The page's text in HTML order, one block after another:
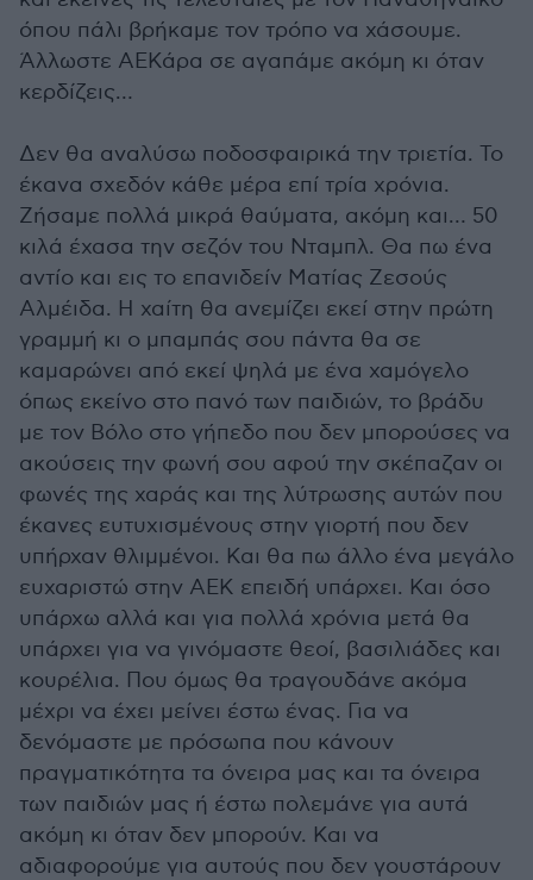
όπου πάλι βρήκαμε τον τρόπο να χάσουμε.
Άλλωστε ΑΕΚάρα σε αγαπάμε ακόμη κι όταν
κερδίζεις…
Δεν θα αναλύσω ποδοσφαιρικά την τριετία. Το
έκανα σχεδόν κάθε μέρα επί τρία χρόνια.
Ζήσαμε πολλά μικρά θαύματα, ακόμη και… 50
κιλά έχασα την σεζόν του Νταμπλ. Θα πω ένα
αντίο και εις το επανιδείν Ματίας Ζεσούς
Αλμέιδα. Η χαίτη θα ανεμίζει εκεί στην πρώτη
γραμμή κι ο μπαμπάς σου πάντα θα σε
καμαρώνει από εκεί ψηλά με ένα χαμόγελο
όπως εκείνο στο πανό των παιδιών, το βράδυ
με τον Βόλο στο γήπεδο που δεν μπορούσες να
ακούσεις την φωνή σου αφού την σκέπαζαν οι
φωνές της χαράς και της λύτρωσης αυτών που
έκανες ευτυχισμένους στην γιορτή που δεν
υπήρχαν θλιμμένοι. Και θα πω άλλο ένα μεγάλο
ευχαριστώ στην ΑΕΚ επειδή υπάρχει. Και όσο
υπάρχω αλλά και για πολλά χρόνια μετά θα
υπάρχει για να γινόμαστε θεοί, βασιλιάδες και
κουρέλια. Που όμως θα τραγουδάνε ακόμα
μέχρι να έχει μείνει έστω ένας. Για να
δενόμαστε με πρόσωπα που κάνουν
πραγματικότητα τα όνειρα μας και τα όνειρα
των παιδιών μας ή έστω πολεμάνε για αυτά
ακόμη κι όταν δεν μπορούν. Και να
αδιαφορούμε για αυτούς που δεν γουστάρουν